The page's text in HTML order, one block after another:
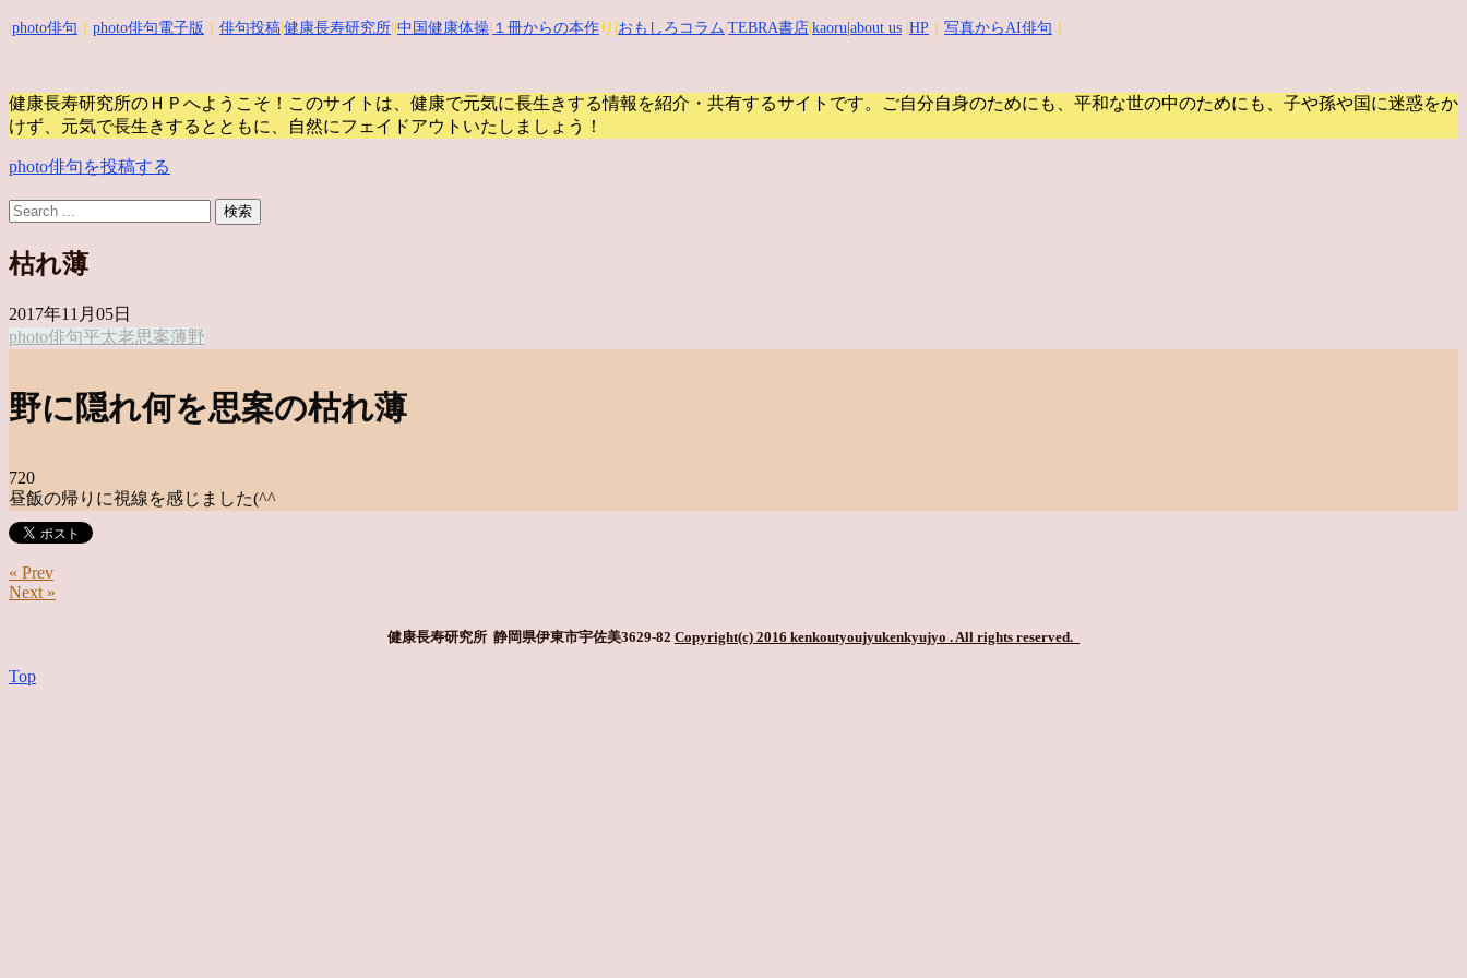
photo俳句 photo俳句電子版 俳句投稿 健康長寿研究所 中国健康体操 １冊からの本作 り| おもしろコラム TEBRA書店 kaoru |about us HP 写真からAI俳句
健康長寿研究所のＨＰへようこそ！このサイトは、健康で元気に長生きする情報を紹介・共有するサイトです。
ご自分自身のためにも、平和な世の中のためにも、子や孫や国に迷惑をか
けず、元気で長生きするとともに、自然にフェイドアウトいたしましょう！
photo俳句を投稿する
枯れ薄
2017年11月05日
photo俳句平太老思案薄野
野に隠れ何を思案の枯れ薄
720
昼飯の帰りに視線を感じました(^^
« Prev
Next »
健康長寿研究所 静岡県伊東市宇佐美3629-82 Copyright(c) 2016 kenkoutyoujyukenkyujyo . All rights reserved.
Top